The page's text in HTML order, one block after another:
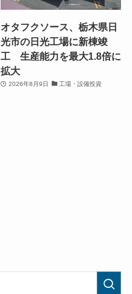
オタフクソース、栃木県日
光市の日光工場に新棟竣
工 生産能力を最大1.8倍に
拡大
2026年8月9日 工場・設備投資